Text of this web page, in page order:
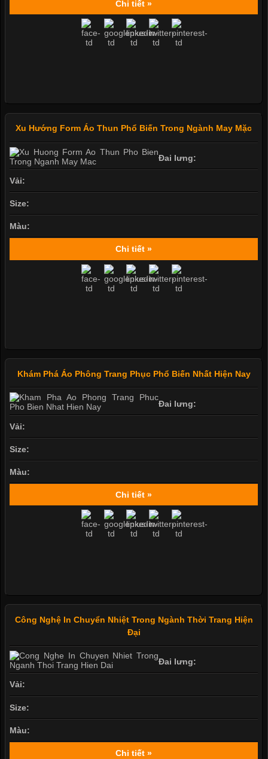
Chi tiết »
Xu Hướng Form Áo Thun Phổ Biến Trong Ngành May Mặc
Đai lưng:
Vải:
Size:
Màu:
Chi tiết »
Khám Phá Áo Phông Trang Phục Phổ Biến Nhất Hiện Nay
Đai lưng:
Vải:
Size:
Màu:
Chi tiết »
Công Nghệ In Chuyển Nhiệt Trong Ngành Thời Trang Hiện
Đại
Đai lưng:
Vải:
Size:
Màu:
Chi tiết »